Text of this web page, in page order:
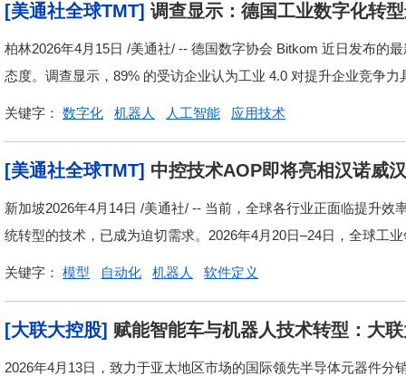
[美通社全球TMT] 调查显示：德国工业数字化转
柏林2026年4月15日 /美通社/ -- 德国数字协会 Bitkom 近日发布的
态度。调查显示，89% 的受访企业认为工业 4.0 对提升企业竞争力
关键字： 数字化 机器人 人工智能 应用技术
[美通社全球TMT] 中控技术AOP即将亮相汉诺威
新加坡2026年4月14日 /美通社/ -- 当前，全球各行业正面临提升
统转型的技术，已成为迫切需求。2026年4月20日–24日，全球工
关键字： 模型 自动化 机器人 软件定义
[大联大控股] 赋能智能车与机器人技术转型：大
2026年4月13日，致力于亚太地区市场的国际领先半导体元器件